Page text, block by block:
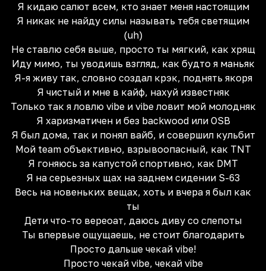
Я кидаю салют всем, кто знает меня настоящим
Я никак не найду силы называть тебя светящим
(uh)
Не ставлю себя выше, просто ты мягкий, как хрящ
Иду мимо, ты уводишь взгляд, как будто я маньяк
Я-я живу так, словно создал крэк, поднять якоря
Я чистый и мне в кайф, нахуй известняк
Только так я ловлю vibe и vibe ловит мой молодняк
Я харизматичен и без backwood или OSB
Я был дома, так и понял вайб, и совершил кульбит
Мой team объективно, взрывоопасный, как TNT
Я гоняюсь за капустой спортивно, как DMT
Я на серьезных щах на заднем сидении S-63
Весь на новеньких вещах, хоть и вчера я был как
ты
Дети что-то вереoат, даюсь диву со слепоты
Ты впервые ощущаешь, не стоит благодарить
Просто дальше чекай vibe!
Просто чекай vibe, чекай vibe